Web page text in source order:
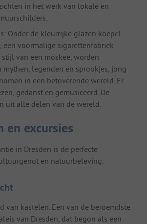
in het werk van lokale en
Onder de kleurrijke glazen koepel
een voormalige sigarettenfabriek
van een moskee, worden
mythen, legenden en sprookjes, jong
in een betoverende wereld. Er
gedanst en gemusiceerd. De
uit alle delen van de wereld.
excursies
in Dresden is de perfecte
en natuurbeleving.
van kastelen. Een van de beroemdste
van Dresden, dat begon als een